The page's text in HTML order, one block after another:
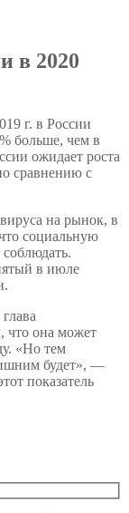
в 2020
г. в России
больше, чем в
ожидает роста
сравнению с
на рынок, в
социальную
в июле
что она может
«Но тем
будет», —
показатель